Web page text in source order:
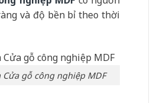
và độ bền bỉ theo thời
Cửa gỗ công nghiệp MDF